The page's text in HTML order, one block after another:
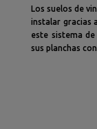
Los suelos de
instalar gracias
este sistema
sus planchas